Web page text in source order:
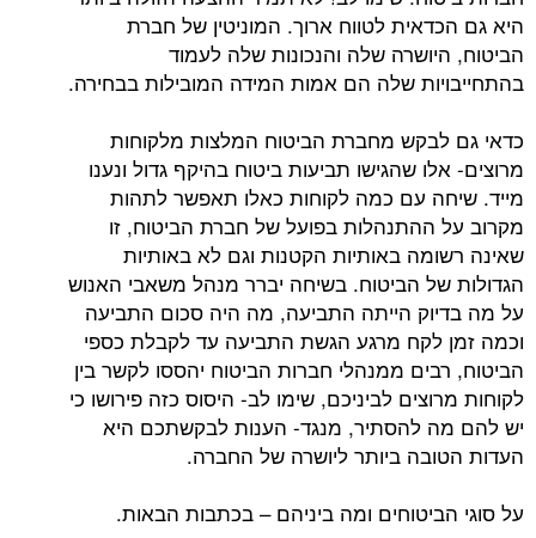
היא גם הכדאית לטווח ארוך. המוניטין של חברת
הביטוח, היושרה שלה והנכונות שלה לעמוד
בהתחייבויות שלה הם אמות המידה המובילות בבחירה.
כדאי גם לבקש מחברת הביטוח המלצות מלקוחות
מרוצים- אלו שהגישו תביעות ביטוח בהיקף גדול ונענו
מייד. שיחה עם כמה לקוחות כאלו תאפשר לתהות
מקרוב על ההתנהלות בפועל של חברת הביטוח, זו
שאינה רשומה באותיות הקטנות וגם לא באותיות
הגדולות של הביטוח. בשיחה יברר מנהל משאבי האנוש
על מה בדיוק הייתה התביעה, מה היה סכום התביעה
וכמה זמן לקח מרגע הגשת התביעה עד לקבלת כספי
הביטוח, רבים ממנהלי חברות הביטוח יהססו לקשר בין
לקוחות מרוצים לביניכם, שימו לב- היסוס כזה פירושו כי
יש להם מה להסתיר, מנגד- הענות לבקשתכם היא
העדות הטובה ביותר ליושרה של החברה.
על סוגי הביטוחים ומה ביניהם – בכתבות הבאות.